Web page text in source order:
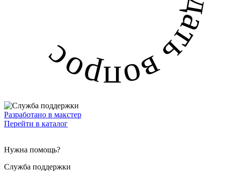
Разработано в макстер
Перейти в каталог
Нужна помощь?
Служба поддержки